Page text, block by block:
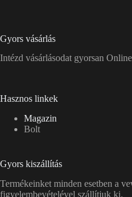
Gyors vásárlás
Intézd vásárlásodat gyorsan
Hasznos linkek
Magazin
Bolt
Gyors kiszállítás
Termékeinket minden esetben a
figyelembevételével szállítjuk ki.